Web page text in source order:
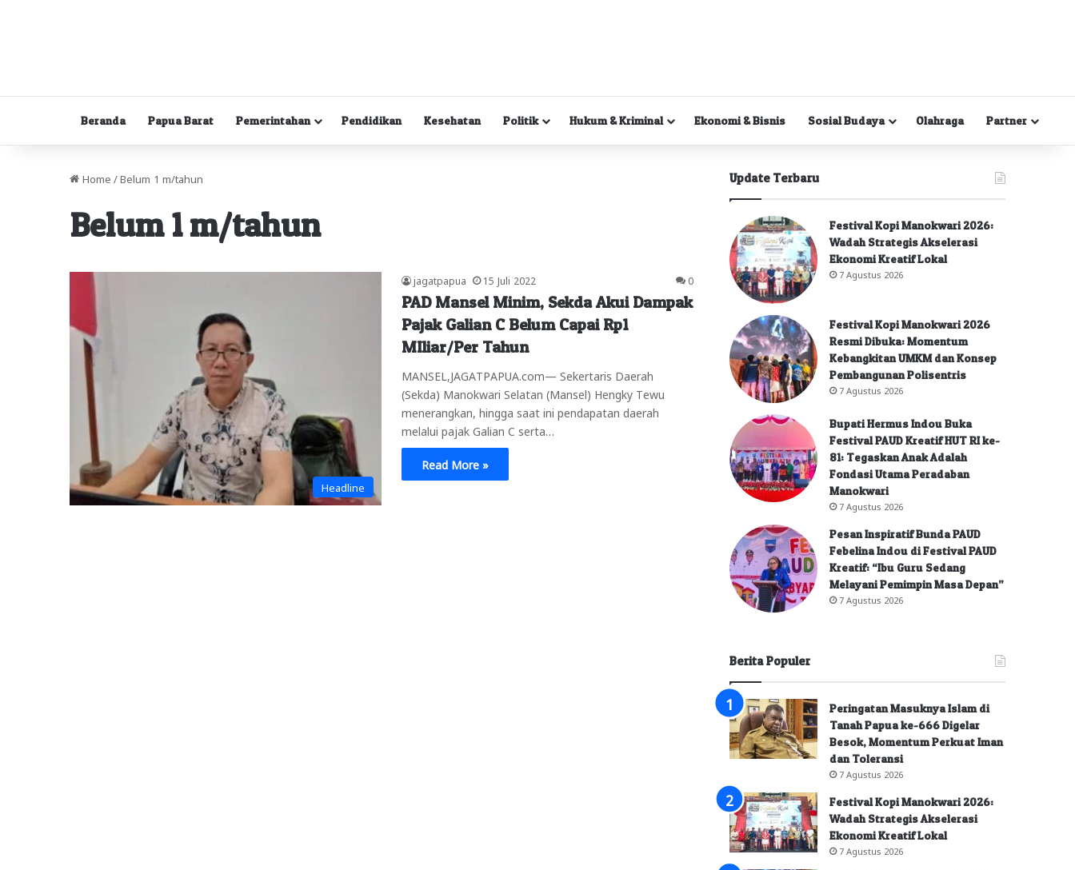
Beranda Papua Barat Pemerintahan Pendidikan Kesehatan Politik Hukum & Kriminal Ekonomi & Bisnis Sosial Budaya Olahraga Partner
Home / Belum 1 m/tahun
Belum 1 m/tahun
Headline
jagatpapua 15 Juli 2022 0
PAD Mansel Minim, Sekda Akui Dampak
Pajak Galian C Belum Capai Rp1
MIliar/Per Tahun
MANSEL,JAGATPAPUA.com— Sekertaris Daerah
(Sekda) Manokwari Selatan (Mansel) Hengky Tewu
menerangkan, hingga saat ini pendapatan daerah
melalui pajak Galian C serta…
Read More »
Update Terbaru
Festival Kopi Manokwari 2026:
Wadah Strategis Akselerasi
Ekonomi Kreatif Lokal
7 Agustus 2026
Festival Kopi Manokwari 2026
Resmi Dibuka: Momentum
Kebangkitan UMKM dan Konsep
Pembangunan Polisentris
7 Agustus 2026
Bupati Hermus Indou Buka
Festival PAUD Kreatif HUT RI ke-
81: Tegaskan Anak Adalah
Fondasi Utama Peradaban
Manokwari
7 Agustus 2026
Pesan Inspiratif Bunda PAUD
Febelina Indou di Festival PAUD
Kreatif: “Ibu Guru Sedang
Melayani Pemimpin Masa Depan”
7 Agustus 2026
Berita Populer
Peringatan Masuknya Islam di
Tanah Papua ke-666 Digelar
Besok, Momentum Perkuat Iman
dan Toleransi
7 Agustus 2026
Festival Kopi Manokwari 2026:
Wadah Strategis Akselerasi
Ekonomi Kreatif Lokal
7 Agustus 2026